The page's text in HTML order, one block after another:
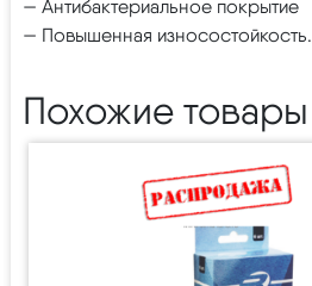
— Антибактериальное покрытие
— Повышенная износостойкость.
Похожие товары